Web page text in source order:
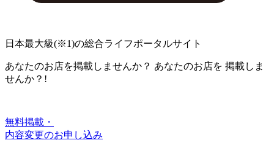
日本最大級(※1)の総合ライフポータルサイト
あなたのお店を掲載しませんか？ あなたのお店を 掲載しま
せんか？!
無料掲載・
内容変更のお申し込み